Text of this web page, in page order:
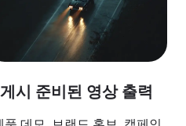
게시 준비된 영상 출력